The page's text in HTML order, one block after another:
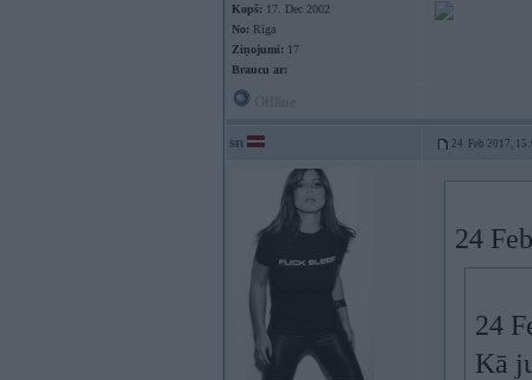
Kopš: 17. Dec 2002
No: Rīga
Ziņojumi: 17
Braucu ar:
sn 24. Feb 2017,
24
24
Kā